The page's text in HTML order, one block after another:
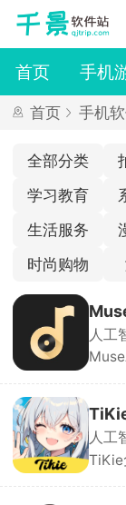
首页 手机
首页 手机
全部分类
学习教育
生活服务
时尚购物
人工
式，
成
门槛
业用
人工
TiKie